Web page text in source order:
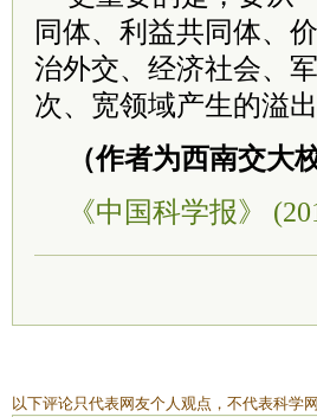
同体、利益共同体、
治外交、经济社会、
次、宽领域产生的溢出
（作者为西南交大
《中国科学报》
以下评论只代表网友个人观点，不代表科学